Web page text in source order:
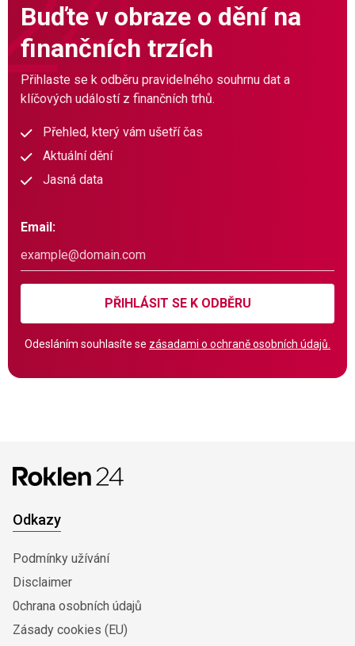
Buďte v obraze o dění na
finančních trzích
Přihlaste se k odběru pravidelného souhrnu dat a
klíčových událostí z finančních trhů.
Přehled, který vám ušetří čas
Aktuální dění
Jasná data
Email:
PŘIHLÁSIT SE K ODBĚRU
Odesláním souhlasíte se zásadami o ochraně osobních údajů.
Odkazy
Podmínky užívání
Disclaimer
0chrana osobních údajů
Zásady cookies (EU)